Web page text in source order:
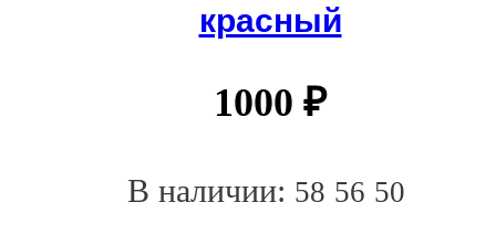
красный
1000 ₽
В наличии: 58 56 50